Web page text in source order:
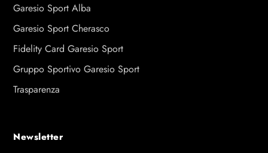
Garesio Sport Alba
Garesio Sport Cherasco
Fidelity Card Garesio Sport
Gruppo Sportivo Garesio Sport
Trasparenza
Newsletter